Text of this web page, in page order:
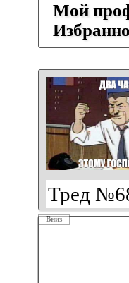
Мой
Тред
Вниз